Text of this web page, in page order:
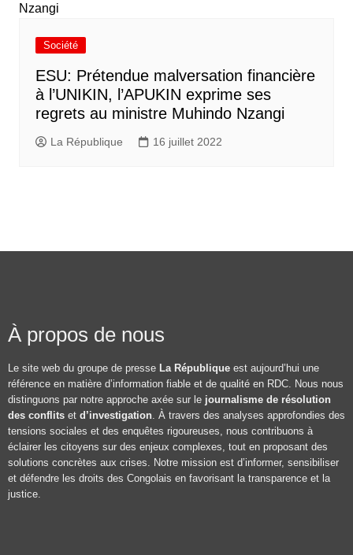
Société
ESU: Prétendue malversation financière
à l’UNIKIN, l’APUKIN exprime ses
regrets au ministre Muhindo Nzangi
La République 16 juillet 2022
À propos de nous
Le site web du groupe de presse La République est aujourd’hui une
référence en matière d’information fiable et de qualité en RDC. Nous nous
distinguons par notre approche axée sur le journalisme de résolution
des conflits et d’investigation. À travers des analyses approfondies des
tensions sociales et des enquêtes rigoureuses, nous contribuons à
éclairer les citoyens sur des enjeux complexes, tout en proposant des
solutions concrètes aux crises. Notre mission est d’informer, sensibiliser
et défendre les droits des Congolais en favorisant la transparence et la
justice.